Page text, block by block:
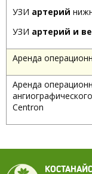
УЗИ артерий
УЗИ артерий и
Аренда
Аренда
Centron